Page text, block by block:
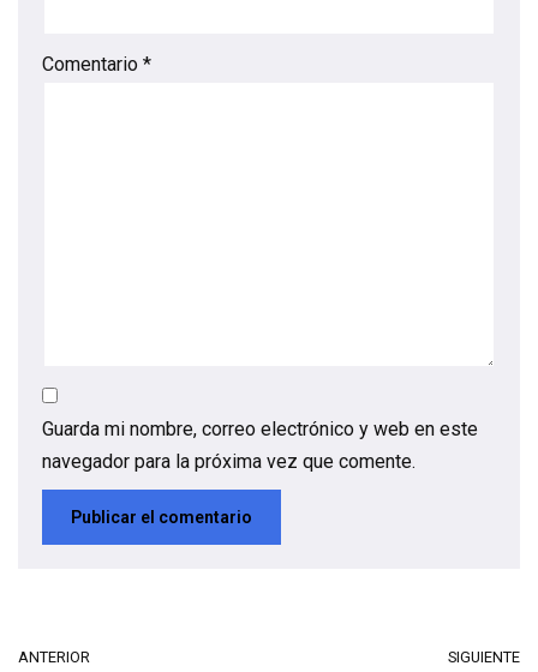
Comentario *
Guarda mi nombre, correo electrónico y web en este
navegador para la próxima vez que comente.
ANTERIOR SIGUIENTE